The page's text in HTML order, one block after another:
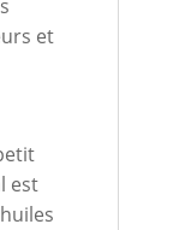
et
est